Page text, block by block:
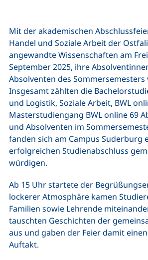
Mit der akademischen
Handel und Soziale Arbeit der
angewandte Wissenschaften am
September 2025, ihre
Absolventen des Sommersemesters
Insgesamt zählten die
und Logistik, Soziale Arbeit, BWL
Masterstudiengang BWL online 69
und Absolventen im
fanden sich am Campus Suderburg
erfolgreichen Studienabschluss
würdigen.
Ab 15 Uhr startete der
lockerer Atmosphäre kamen
Familien sowie Lehrende
tauschten Geschichten der
aus und gaben der Feier damit
Auftakt.